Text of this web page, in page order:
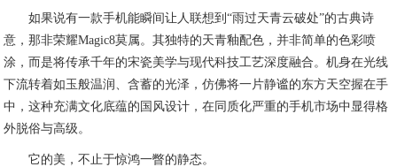
如果说有一款手机能瞬间让人联想到“雨过天青云破处”的古典诗
意，那非荣耀Magic8莫属。其独特的天青釉配色，并非简单的色彩喷
涂，而是将传承千年的宋瓷美学与现代科技工艺深度融合。机身在光线
下流转着如玉般温润、含蓄的光泽，仿佛将一片静谧的东方天空握在手
中，这种充满文化底蕴的国风设计，在同质化严重的手机市场中显得格
外脱俗与高级。
它的美，不止于惊鸿一瞥的静态。